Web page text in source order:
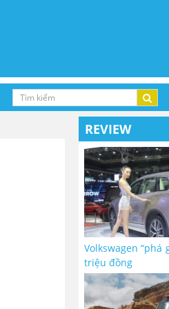
REVIEW
Volkswagen “phá
triệu đồng